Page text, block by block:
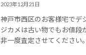
2023年12月21日
神戸市西区のお客様宅でデ
ジカメは古い物でもお値段
非一度査定させてください。